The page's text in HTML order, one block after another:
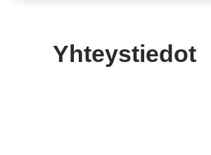
Yhteystiedot